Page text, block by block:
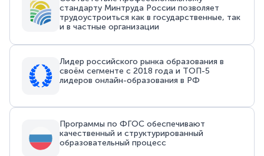
стандарту Минтруда России позволяет
трудоустроиться как в государственные, так
и в частные организации
Лидер российского рынка образования в
своём сегменте с 2018 года и ТОП-5
лидеров онлайн-образования в РФ
Программы по ФГОС обеспечивают
качественный и структурированный
образовательный процесс